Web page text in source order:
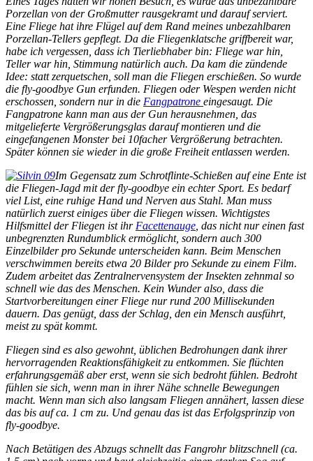
Porzellan von der Großmutter rausgekramt und darauf serviert.
Eine Fliege hat ihre Flügel auf dem Rand meines unbezahlbaren
Porzellan-Tellers gepflegt. Da die Fliegenklatsche griffbereit war,
habe ich vergessen, dass ich Tierliebhaber bin: Fliege war hin,
Teller war hin, Stimmung natürlich auch. Da kam die zündende
Idee: statt zerquetschen, soll man die Fliegen erschießen. So wurde
die fly-goodbye Gun erfunden. Fliegen oder Wespen werden nicht
erschossen, sondern nur in die Fangpatrone eingesaugt. Die
Fangpatrone kann man aus der Gun herausnehmen, das
mitgelieferte Vergrößerungsglas darauf montieren und die
eingefangenen Monster bei 10facher Vergrößerung betrachten.
Später können sie wieder in die große Freiheit entlassen werden.
Im Gegensatz zum Schrotflinte-Schießen auf eine Ente ist
die Fliegen-Jagd mit der fly-goodbye ein echter Sport. Es bedarf
viel List, eine ruhige Hand und Nerven aus Stahl. Man muss
natürlich zuerst einiges über die Fliegen wissen. Wichtigstes
Hilfsmittel der Fliegen ist ihr Facettenauge , das nicht nur einen fast
unbegrenzten Rundumblick ermöglicht, sondern auch 300
Einzelbilder pro Sekunde unterscheiden kann. Beim Menschen
verschwimmen bereits etwa 20 Bilder pro Sekunde zu einem Film.
Zudem arbeitet das Zentralnervensystem der Insekten zehnmal so
schnell wie das des Menschen. Kein Wunder also, dass die
Startvorbereitungen einer Fliege nur rund 200 Millisekunden
dauern. Das genügt, dass der Schlag, den ein Mensch ausführt,
meist zu spät kommt.
Fliegen sind es also gewohnt, üblichen Bedrohungen dank ihrer
hervorragenden Reaktionsfähigkeit zu entkommen. Sie flüchten
erfahrungsgemäß aber erst, wenn sie sich bedroht fühlen. Bedroht
fühlen sie sich, wenn man in ihrer Nähe schnelle Bewegungen
macht. Wenn man sich also langsam Fliegen annähert, lassen diese
das bis auf ca. 1 cm zu. Und genau das ist das Erfolgsprinzip von
fly-goodbye.
Nach Betätigen des Abzugs schnellt das Fangrohr blitzschnell (ca.